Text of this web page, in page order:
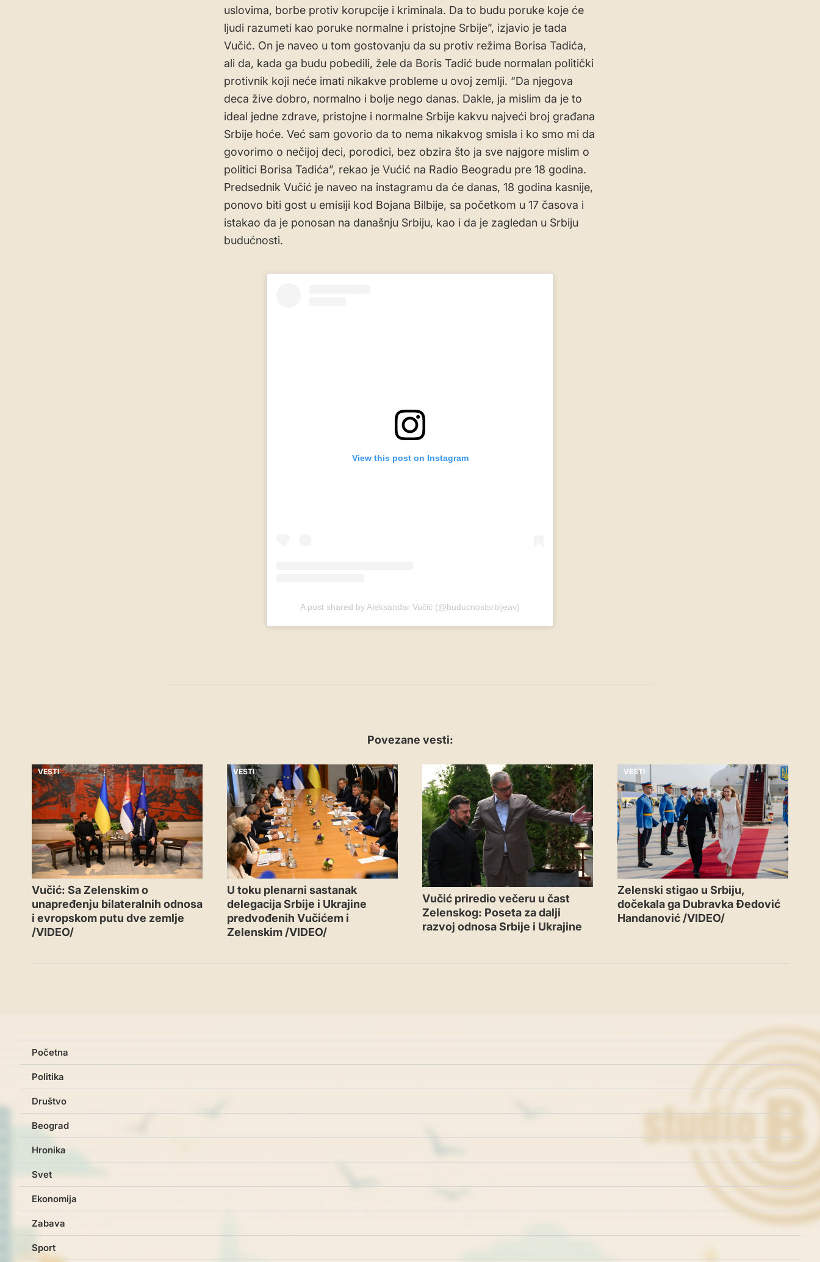
uslovima, borbe protiv korupcije i kriminala. Da to budu poruke koje će
ljudi razumeti kao poruke normalne i pristojne Srbije”, izjavio je tada
Vučić. On je naveo u tom gostovanju da su protiv režima Borisa Tadića,
ali da, kada ga budu pobedili, žele da Boris Tadić bude normalan politički
protivnik koji neće imati nikakve probleme u ovoj zemlji. “Da njegova
deca žive dobro, normalno i bolje nego danas. Dakle, ja mislim da je to
ideal jedne zdrave, pristojne i normalne Srbije kakvu najveći broj građana
Srbije hoće. Već sam govorio da to nema nikakvog smisla i ko smo mi da
govorimo o nečijoj deci, porodici, bez obzira što ja sve najgore mislim o
politici Borisa Tadića”, rekao je Vućić na Radio Beogradu pre 18 godina.
Predsednik Vučić je naveo na instagramu da će danas, 18 godina kasnije,
ponovo biti gost u emisiji kod Bojana Bilbije, sa početkom u 17 časova i
istakao da je ponosan na današnju Srbiju, kao i da je zagledan u Srbiju
budućnosti.
View this post on Instagram
A post shared by Aleksandar Vučić (@buducnostsrbijeav)
Povezane vesti:
VESTI
Vučić: Sa Zelenskim o
unapređenju bilateralnih odnosa
i evropskom putu dve zemlje
/VIDEO/
VESTI
U toku plenarni sastanak
delegacija Srbije i Ukrajine
predvođenih Vučićem i
Zelenskim /VIDEO/
VESTI
Vučić priredio večeru u čast
Zelenskog: Poseta za dalji
razvoj odnosa Srbije i Ukrajine
VESTI
Zelenski stigao u Srbiju,
dočekala ga Dubravka Đedović
Handanović /VIDEO/
Početna
Politika
Društvo
Beograd
Hronika
Svet
Ekonomija
Zabava
Sport